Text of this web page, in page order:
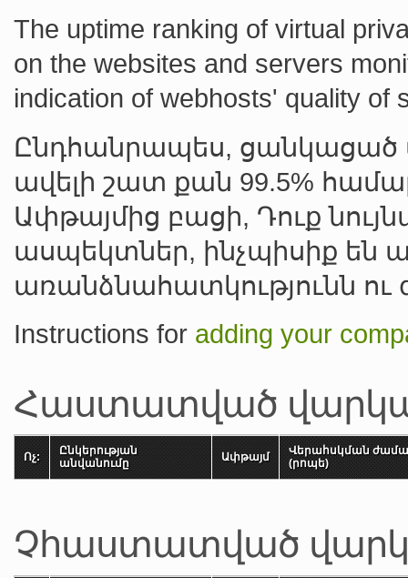
The uptime ranking of virtual
on the websites and servers
indication of webhosts' quality of
Ընդհանրապես, ցանկացած
ավելի շատ քան 99.5%
Ափթայմից բացի, Դուք
ասպեկտներ, ինչպիսիք են
առանձնահատկությունն ու
Instructions for adding your
Հաստատված
Ոչ:
Ընկերության
անվանումը
Ափթայմ
Վերահսկման
(րոպե)
Չհաստատված